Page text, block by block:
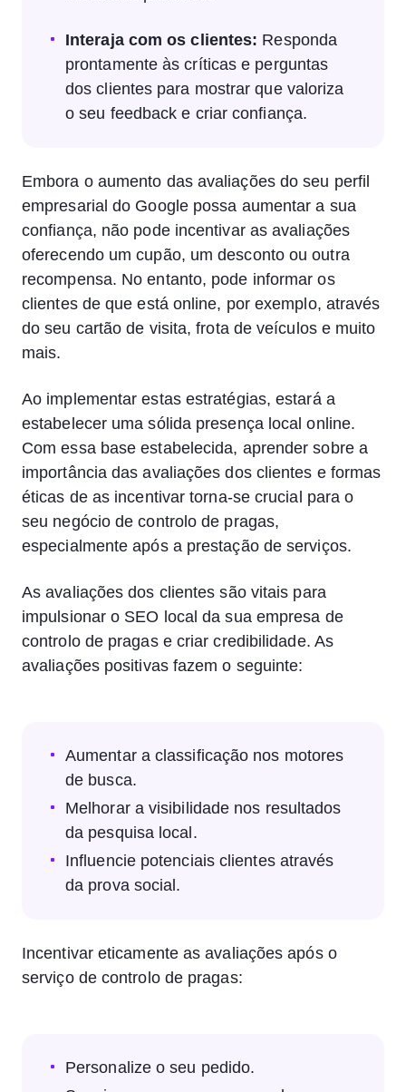
Interaja com os clientes: Responda
prontamente às críticas e perguntas
dos clientes para mostrar que valoriza
o seu feedback e criar confiança.
Embora o aumento das avaliações do seu perfil
empresarial do Google possa aumentar a sua
confiança, não pode incentivar as avaliações
oferecendo um cupão, um desconto ou outra
recompensa. No entanto, pode informar os
clientes de que está online, por exemplo, através
do seu cartão de visita, frota de veículos e muito
mais.
Ao implementar estas estratégias, estará a
estabelecer uma sólida presença local online.
Com essa base estabelecida, aprender sobre a
importância das avaliações dos clientes e formas
éticas de as incentivar torna-se crucial para o
seu negócio de controlo de pragas,
especialmente após a prestação de serviços.
As avaliações dos clientes são vitais para
impulsionar o SEO local da sua empresa de
controlo de pragas e criar credibilidade. As
avaliações positivas fazem o seguinte:
Aumentar a classificação nos motores
de busca.
Melhorar a visibilidade nos resultados
da pesquisa local.
Influencie potenciais clientes através
da prova social.
Incentivar eticamente as avaliações após o
serviço de controlo de pragas:
Personalize o seu pedido.